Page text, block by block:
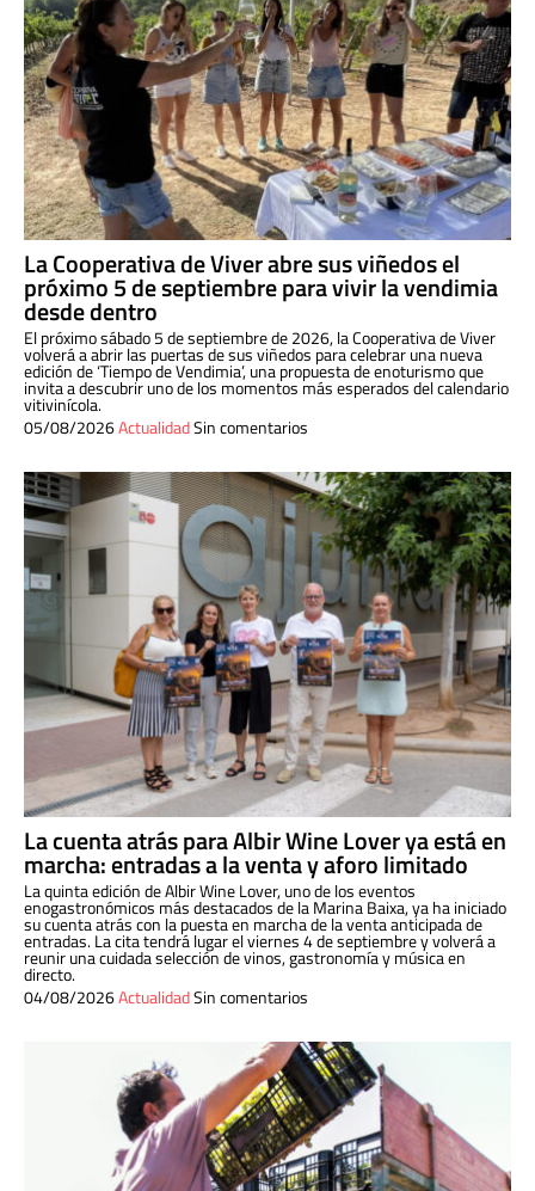
La Cooperativa de Viver abre sus viñedos el
próximo 5 de septiembre para vivir la vendimia
desde dentro
El próximo sábado 5 de septiembre de 2026, la Cooperativa de Viver
volverá a abrir las puertas de sus viñedos para celebrar una nueva
edición de ‘Tiempo de Vendimia’, una propuesta de enoturismo que
invita a descubrir uno de los momentos más esperados del calendario
vitivinícola.
05/08/2026ActualidadSin comentarios
La cuenta atrás para Albir Wine Lover ya está en
marcha: entradas a la venta y aforo limitado
La quinta edición de Albir Wine Lover, uno de los eventos
enogastronómicos más destacados de la Marina Baixa, ya ha iniciado
su cuenta atrás con la puesta en marcha de la venta anticipada de
entradas. La cita tendrá lugar el viernes 4 de septiembre y volverá a
reunir una cuidada selección de vinos, gastronomía y música en
directo.
04/08/2026ActualidadSin comentarios